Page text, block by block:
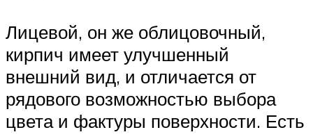
Лицевой, он же облицовочный,
кирпич имеет улучшенный
внешний вид, и отличается от
рядового возможностью выбора
цвета и фактуры поверхности. Есть